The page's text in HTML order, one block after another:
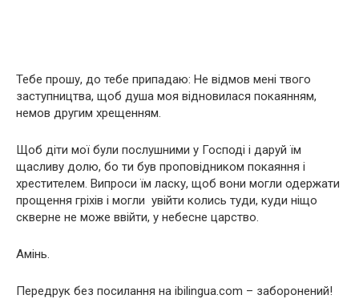
Тебе прошу, до тебе припадаю: Не відмов мені твого
заступництва, щоб душа моя відновилася покаянням,
немов другим хрещенням.
Щоб діти мої були послушними у Господі і даруй їм
щасливу долю, бо ти був проповідником покаяння і
хрестителем. Випроси їм ласку, щоб вони могли одержати
прощення гріхів і могли увійти колись туди, куди ніщо
скверне не може ввійти, у небесне царство.
Амінь.
Передрук без посилання на ibilingua.com – заборонений!